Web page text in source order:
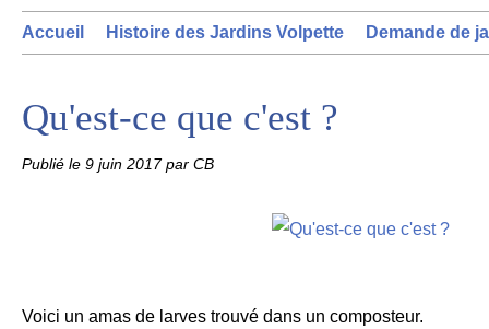
Accueil Histoire des Jardins Volpette Demande de
Qu'est-ce que c'est ?
Publié le 9 juin 2017par CB
Voici un amas de larves trouvé dans un composteur.